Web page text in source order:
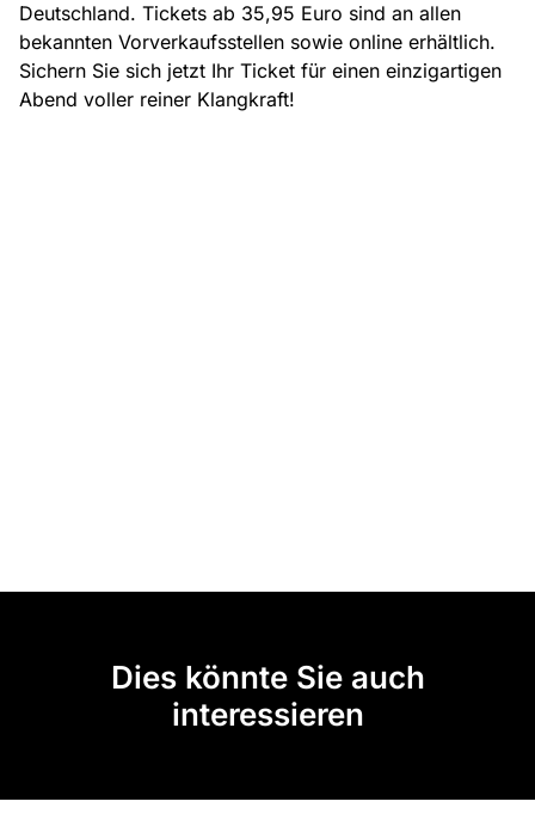
Deutschland. Tickets ab 35,95 Euro sind an allen
bekannten Vorverkaufsstellen sowie online erhältlich.
Sichern Sie sich jetzt Ihr Ticket für einen einzigartigen
Abend voller reiner Klangkraft!
Dies könnte Sie auch
interessieren